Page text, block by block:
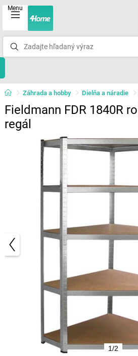
Menu
Záhrada a hobby Dielňa a náradie
Fieldmann FDR 1840R
regál
1/2